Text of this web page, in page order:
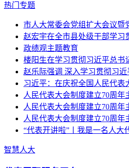
热门专题
市人大常委会党组扩大会议暨
赵宏宇在全市县处级干部学习
政绩观主题教育
楼阳生在学习贯彻习近平总书
赵乐际强调 深入学习贯彻习近
习近平：在庆祝全国人民代表
人民代表大会制度建立70周年
人民代表大会制度建立70周年
人民代表大会制度建立70周年
“代表开讲啦”丨我是一名人大
智慧人大